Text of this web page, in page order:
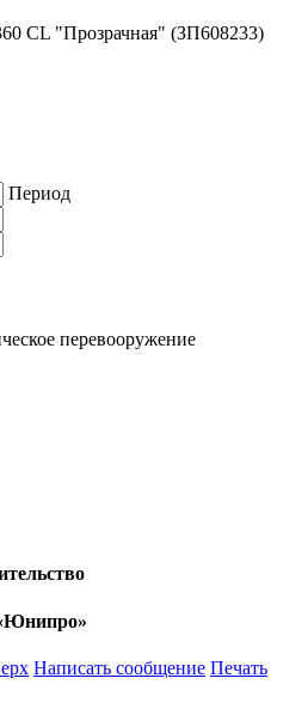
CL "Прозрачная" (ЗП608233)
Период
перевооружение
Написать сообщение Печать